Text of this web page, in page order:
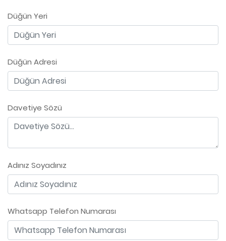
Düğün Yeri
Düğün Adresi
Davetiye Sözü
Adınız Soyadınız
Whatsapp Telefon Numarası